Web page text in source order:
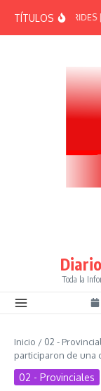
TÍTULOSEFEMÉRIDES
Toda la
Inicio / 02 -
participaron de una
02 - Provinciales